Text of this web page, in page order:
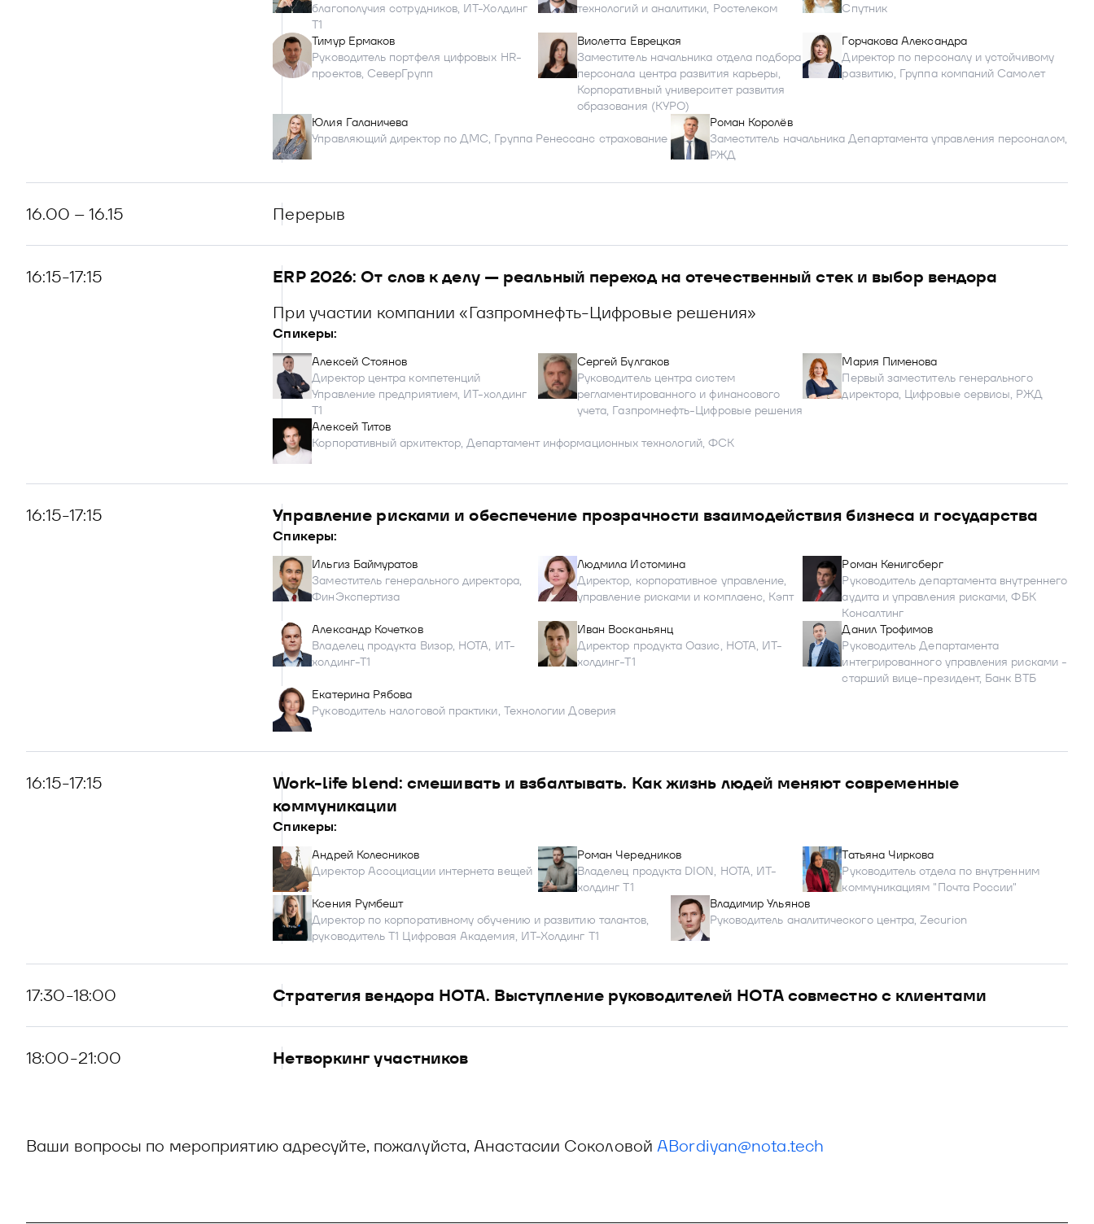
благополучия сотрудников, ИТ-Холдинг
Т1
технологий и аналитики, Ростелеком
Спутник
Тимур Ермаков
Руководитель портфеля цифровых HR-
проектов, СеверГрупп
Виолетта Еврецкая
Заместитель начальника отдела подбора
персонала центра развития карьеры,
Корпоративный университет развития
образования (КУРО)
Горчакова Александра
Директор по персоналу и устойчивому
развитию, Группа компаний Самолет
Юлия Галаничева
Управляющий директор по ДМС, Группа Ренессанс страхование
Роман Королёв
Заместитель начальника Департамента управления персоналом,
РЖД
16.00 – 16.15 Перерыв
16:15-17:15
ERP 2026: От слов к делу — реальный переход на отечественный стек и выбор вендора
При участии компании «Газпромнефть-Цифровые решения»
Спикеры:
Алексей Стоянов
Директор центра компетенций
Управление предприятием, ИТ-холдинг
Т1
Сергей Булгаков
Руководитель центра систем
регламентированного и финансового
учета, Газпромнефть-Цифровые решения
Мария Пименова
Первый заместитель генерального
директора, Цифровые сервисы, РЖД
Алексей Титов
Корпоративный архитектор, Департамент информационных технологий, ФСК
16:15-17:15 Управление рисками и обеспечение прозрачности взаимодействия бизнеса и государства
Спикеры:
Ильгиз Баймуратов
Заместитель генерального директора,
ФинЭкспертиза
Людмила Истомина
Директор, корпоративное управление,
управление рисками и комплаенс, Кэпт
Роман Кенигсберг
Руководитель департамента внутреннего
аудита и управления рисками, ФБК
Консалтинг
Александр Кочетков
Владелец продукта Визор, НОТА, ИТ-
холдинг-Т1
Иван Восканьянц
Директор продукта Оазис, НОТА, ИТ-
холдинг-Т1
Данил Трофимов
Руководитель Департамента
интегрированного управления рисками -
старший вице-президент, Банк ВТБ
Екатерина Рябова
Руководитель налоговой практики, Технологии Доверия
16:15-17:15
Work-life blend: смешивать и взбалтывать. Как жизнь людей меняют современные
коммуникации
Спикеры:
Андрей Колесников
Директор Ассоциации интернета вещей
Роман Чередников
Владелец продукта DION, НОТА, ИТ-
холдинг Т1
Татьяна Чиркова
Руководитель отдела по внутренним
коммуникациям "Почта России"
Ксения Румбешт
Директор по корпоративному обучению и развитию талантов,
руководитель Т1 Цифровая Академия, ИТ-Холдинг Т1
Владимир Ульянов
Руководитель аналитического центра, Zecurion
17:30-18:00 Стратегия вендора НОТА. Выступление руководителей НОТА совместно с клиентами
18:00-21:00 Нетворкинг участников
Ваши вопросы по мероприятию адресуйте, пожалуйста, Анастасии СоколовойABordiyan@nota.tech